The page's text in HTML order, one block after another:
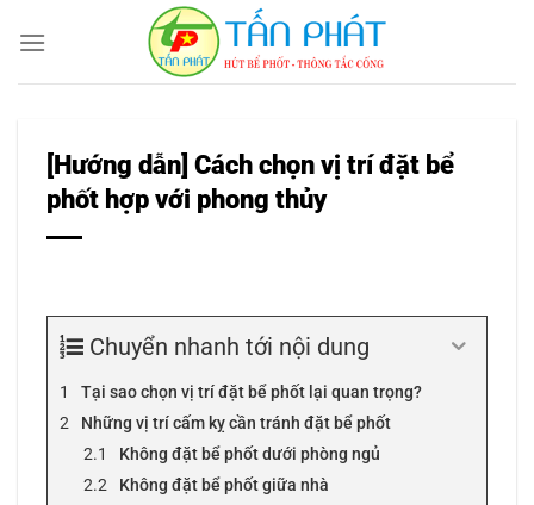
qua
[Hướng dẫn] Cách chọn vị trí đặt bể
phốt hợp với phong thủy
Chuyển nhanh tới nội dung
Tại sao chọn vị trí đặt bể phốt lại quan trọng?
Những vị trí cấm kỵ cần tránh đặt bể phốt
Không đặt bể phốt dưới phòng ngủ
Không đặt bể phốt giữa nhà